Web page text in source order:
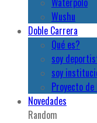
Wushu
Doble Carrera
Qué es?
soy
soy
Proyecto de
Novedades
Random